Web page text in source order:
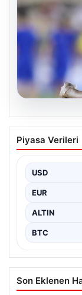
06.08.2026
Maçın
tansiyonu
gergin anlar
yüksek…
Piyasa Verileri
USD
EUR
ALTIN
BTC
Son Eklenen